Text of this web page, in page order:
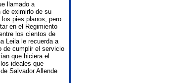
llamado a
de eximirlo de su
pies planos, pero
en el Regimiento
los cientos de
Leila le recuerda a
de cumplir el servicio
que hiciera el
ideales que
Salvador Allende